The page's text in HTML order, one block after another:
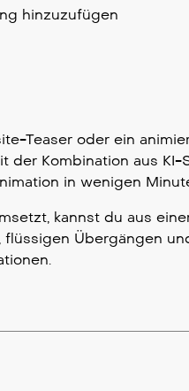
hinzuzufügen
Teaser oder ein
der Kombination aus
in wenigen
kannst du aus
flüssigen Übergängen